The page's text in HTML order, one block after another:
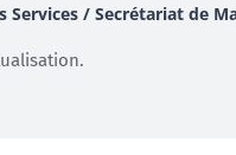
Services / Secrétariat de